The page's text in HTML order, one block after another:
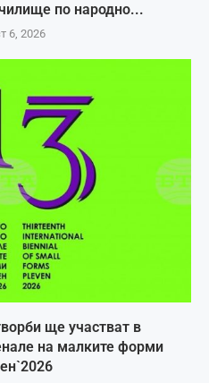
по народно...
6, 2026
ще участват в
на малките форми